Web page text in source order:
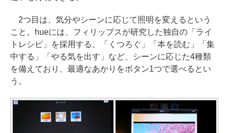
2つ目は、気分やシーンに応じて照明を変えるという
こと。hueには、フィリップスが研究した独自の「ライ
トレシピ」を採用する。「くつろぐ」「本を読む」「集
中する」「やる気を出す」など、シーンに応じた4種類
を備えており、最適なあかりをボタン1つで選べるとい
う。